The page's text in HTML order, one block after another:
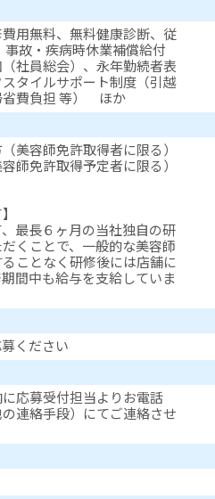
用無料、無料健康診断、従
故・疾病時休業補償給付
社員総会）、永年勤続者表
タイルサポート制度（引越
省費負担 等） ほか
美容師免許取得者に限る）
師免許取得予定者に限る）
最長６ヶ月の当社独自の研
くことで、一般的な美容師
ことなく研修後には店舗に
間中も給与を支給していま
ください
応募受付担当よりお電話
の連絡手段）にてご連絡させ